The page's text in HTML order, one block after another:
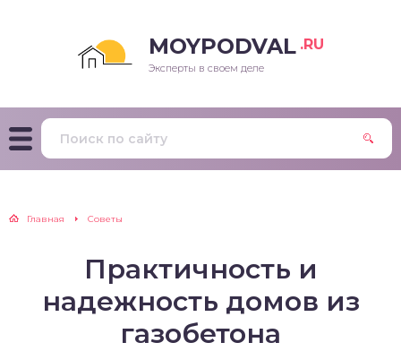
MOYPODVAL .RU
Эксперты в своем деле
Главная Советы
Практичность и
надежность домов из
газобетона